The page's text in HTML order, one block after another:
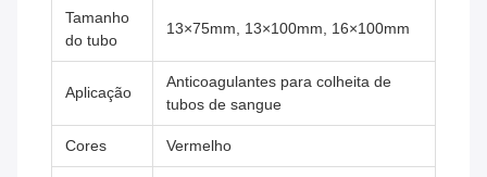
Tamanho
do tubo
13×75mm, 13×100mm, 16×100mm
Aplicação
Anticoagulantes para colheita de
tubos de sangue
Cores Vermelho